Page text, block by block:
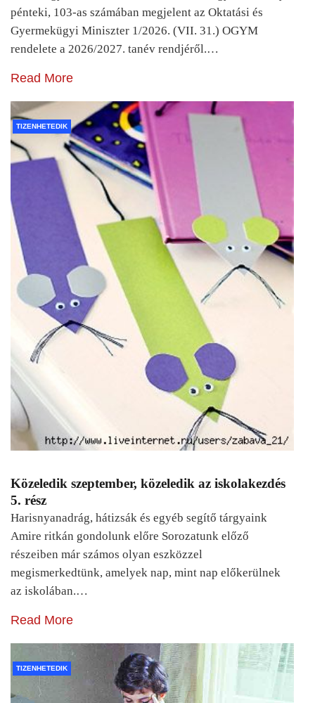
pénteki, 103-as számában megjelent az Oktatási és
Gyermekügyi Miniszter 1/2026. (VII. 31.) OGYM
rendelete a 2026/2027. tanév rendjéről.…
Read More
TIZENHETEDIK
Közeledik szeptember, közeledik az iskolakezdés
5. rész
Harisnyanadrág, hátizsák és egyéb segítő tárgyaink
Amire ritkán gondolunk előre Sorozatunk előző
részeiben már számos olyan eszközzel
megismerkedtünk, amelyek nap, mint nap előkerülnek
az iskolában.…
Read More
TIZENHETEDIK